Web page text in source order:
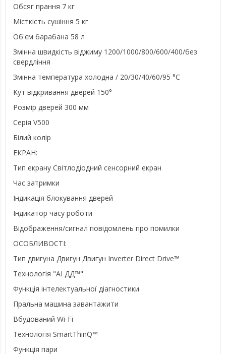
Обсяг прання 7 кг
Місткість сушіння 5 кг
Об'єм барабана 58 л
Змінна швидкість віджиму 1200/1000/800/600/400/без
свердління
Змінна температура холодна / 20/30/40/60/95 °C
Кут відкривання дверей 150°
Розмір дверей 300 мм
Серія V500
Білий колір
ЕКРАН:
Тип екрану Світлодіодний сенсорний екран
Час затримки
Індикація блокування дверей
Індикатор часу роботи
Відображення/сигнал повідомлень про помилки
ОСОБЛИВОСТІ:
Тип двигуна Двигун Двигун Inverter Direct Drive™
Технологія "АІ ДД™"
Функція інтелектуальної діагностики
Пральна машина завантажити
Вбудований Wi-Fi
Технологія SmartThinQ™
Функція пари